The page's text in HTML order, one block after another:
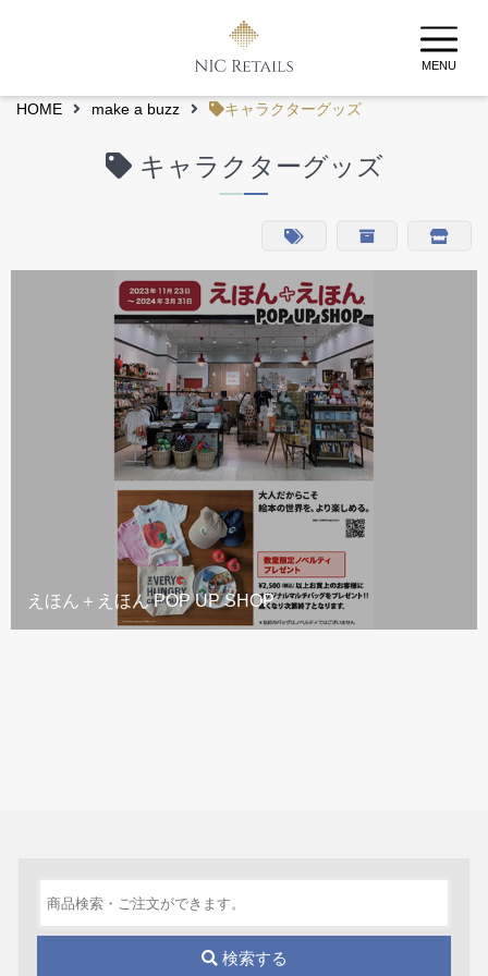
MENU
HOME make a buzz キャラクターグッズ
キャラクターグッズ
えほん＋えほん POP UP SHOP
検索する